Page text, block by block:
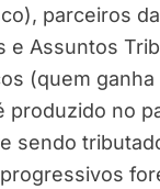
parceiros
Assuntos
(quem
produzido no
sendo